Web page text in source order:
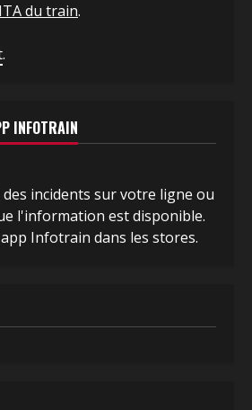
du train.
.
INFOTRAIN
incidents sur votre ligne ou
l'information est disponible.
Infotrain dans les stores.